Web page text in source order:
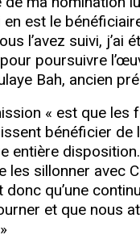
est le
l’avez suivi, j’ai
poursuivre
Bah, ancien
« est que les
bénéficier de
entière
les sillonner avec
donc qu’une
et que nous